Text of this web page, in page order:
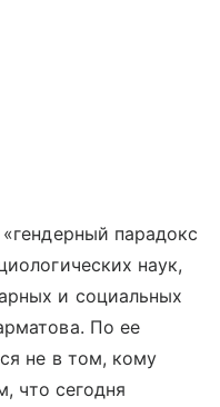
парадокс
наук,
и социальных
По ее
не в том, кому
что сегодня